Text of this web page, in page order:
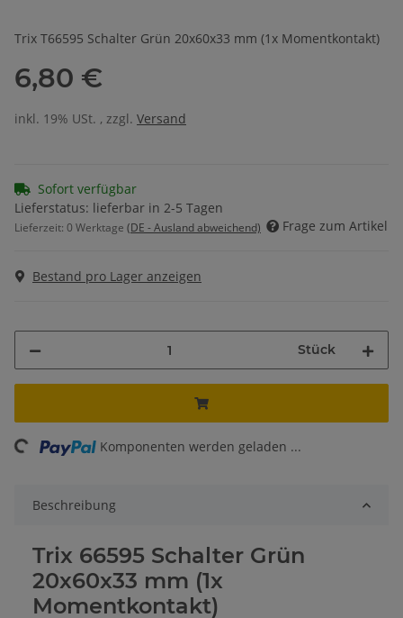
Trix T66595 Schalter Grün 20x60x33 mm (1x Momentkontakt)
6,80 €
inkl. 19% USt. , zzgl. Versand
Sofort verfügbar
Lieferstatus: lieferbar in 2-5 Tagen
Lieferzeit: 0 Werktage (DE - Ausland abweichend) Frage zum Artikel
Bestand pro Lager anzeigen
Stück
Komponenten werden geladen ...
Beschreibung
Trix 66595 Schalter Grün
20x60x33 mm (1x
Momentkontakt)